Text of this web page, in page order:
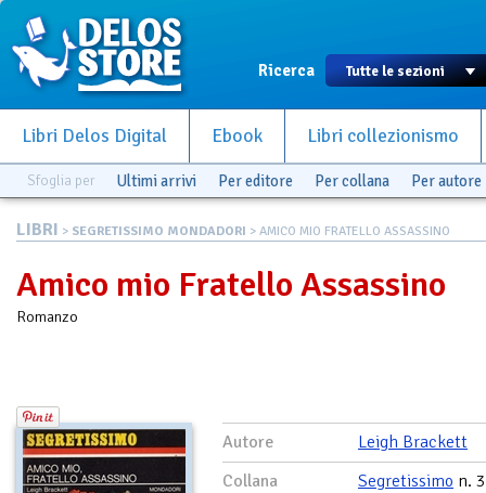
Ricerca
Libri Delos Digital Ebook Libri collezionismo
Sfoglia per Ultimi arrivi Per editore Per collana Per autore
LIBRI > SEGRETISSIMO MONDADORI > AMICO MIO FRATELLO ASSASSINO
Amico mio Fratello Assassino
Romanzo
Autore
Leigh Brackett
Collana
Segretissimo n.